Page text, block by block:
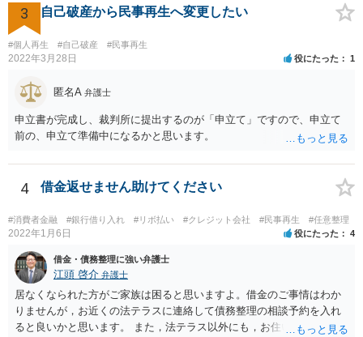
法テラスを利用できるなら分割払いができるはずですが，収入や資力
が一定以上だと利用できません。 また，破産にあたって破産管財人と
いうのが付く管財事件になる可能性もありますので，その場合は予納
金という管財人に係る費用（20万円が目安）を別途裁判所に払い込む
分で用立てる必要があります。
3 自己破産から民事再生へ変更したい
#個人再生 #自己破産 #民事再生
2022年3月28日 役にたった 1
匿名A 弁護士
申立書が完成し、裁判所に提出するのが「申立て」ですので、申立て
前の、申立て準備中になるかと思います。
4 借金返せません助けてください
#消費者金融 #銀行借り入れ #リボ払い #クレジット会社 #民事再生 #任意整理
2022年1月6日 役にたった 4
借金・債務整理に強い弁護士
江頭 啓介 弁護士
居なくなられた方がご家族は困ると思いますよ。借金のご事情はわか
りませんが，お近くの法テラスに連絡して債務整理の相談予約を入れ
ると良いかと思います。 また，法テラス以外にも，お住いの都道府県